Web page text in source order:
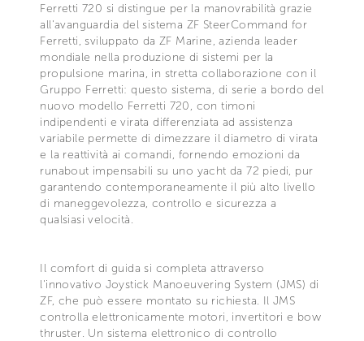
Ferretti 720 si distingue per la manovrabilità grazie
all'avanguardia del sistema ZF SteerCommand for
Ferretti, sviluppato da ZF Marine, azienda leader
mondiale nella produzione di sistemi per la
propulsione marina, in stretta collaborazione con il
Gruppo Ferretti: questo sistema, di serie a bordo del
nuovo modello Ferretti 720, con timoni
indipendenti e virata differenziata ad assistenza
variabile permette di dimezzare il diametro di virata
e la reattività ai comandi, fornendo emozioni da
runabout impensabili su uno yacht da 72 piedi, pur
garantendo contemporaneamente il più alto livello
di maneggevolezza, controllo e sicurezza a
qualsiasi velocità.
Il comfort di guida si completa attraverso
l'innovativo Joystick Manoeuvering System (JMS) di
ZF, che può essere montato su richiesta. Il JMS
controlla elettronicamente motori, invertitori e bow
thruster. Un sistema elettronico di controllo